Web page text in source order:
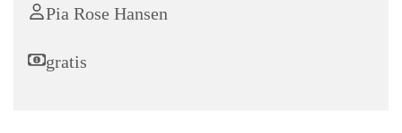
Pia Rose Hansen
gratis